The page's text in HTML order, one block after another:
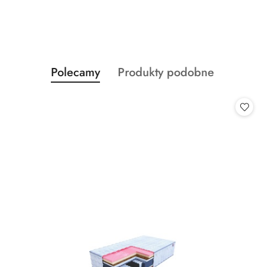
Pomiń karuzelę produktów
Produkty
o
Polecamy
Produkty
Produkty podobne